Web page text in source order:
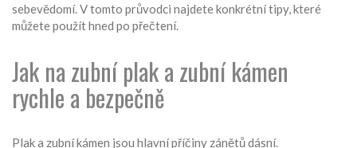
sebevědomí. V tomto průvodci najdete konkrétní tipy, které
můžete použít hned po přečtení.
Jak na zubní plak a zubní kámen
rychle a bezpečně
Plak a zubní kámen jsou hlavní příčiny zánětů dásní.